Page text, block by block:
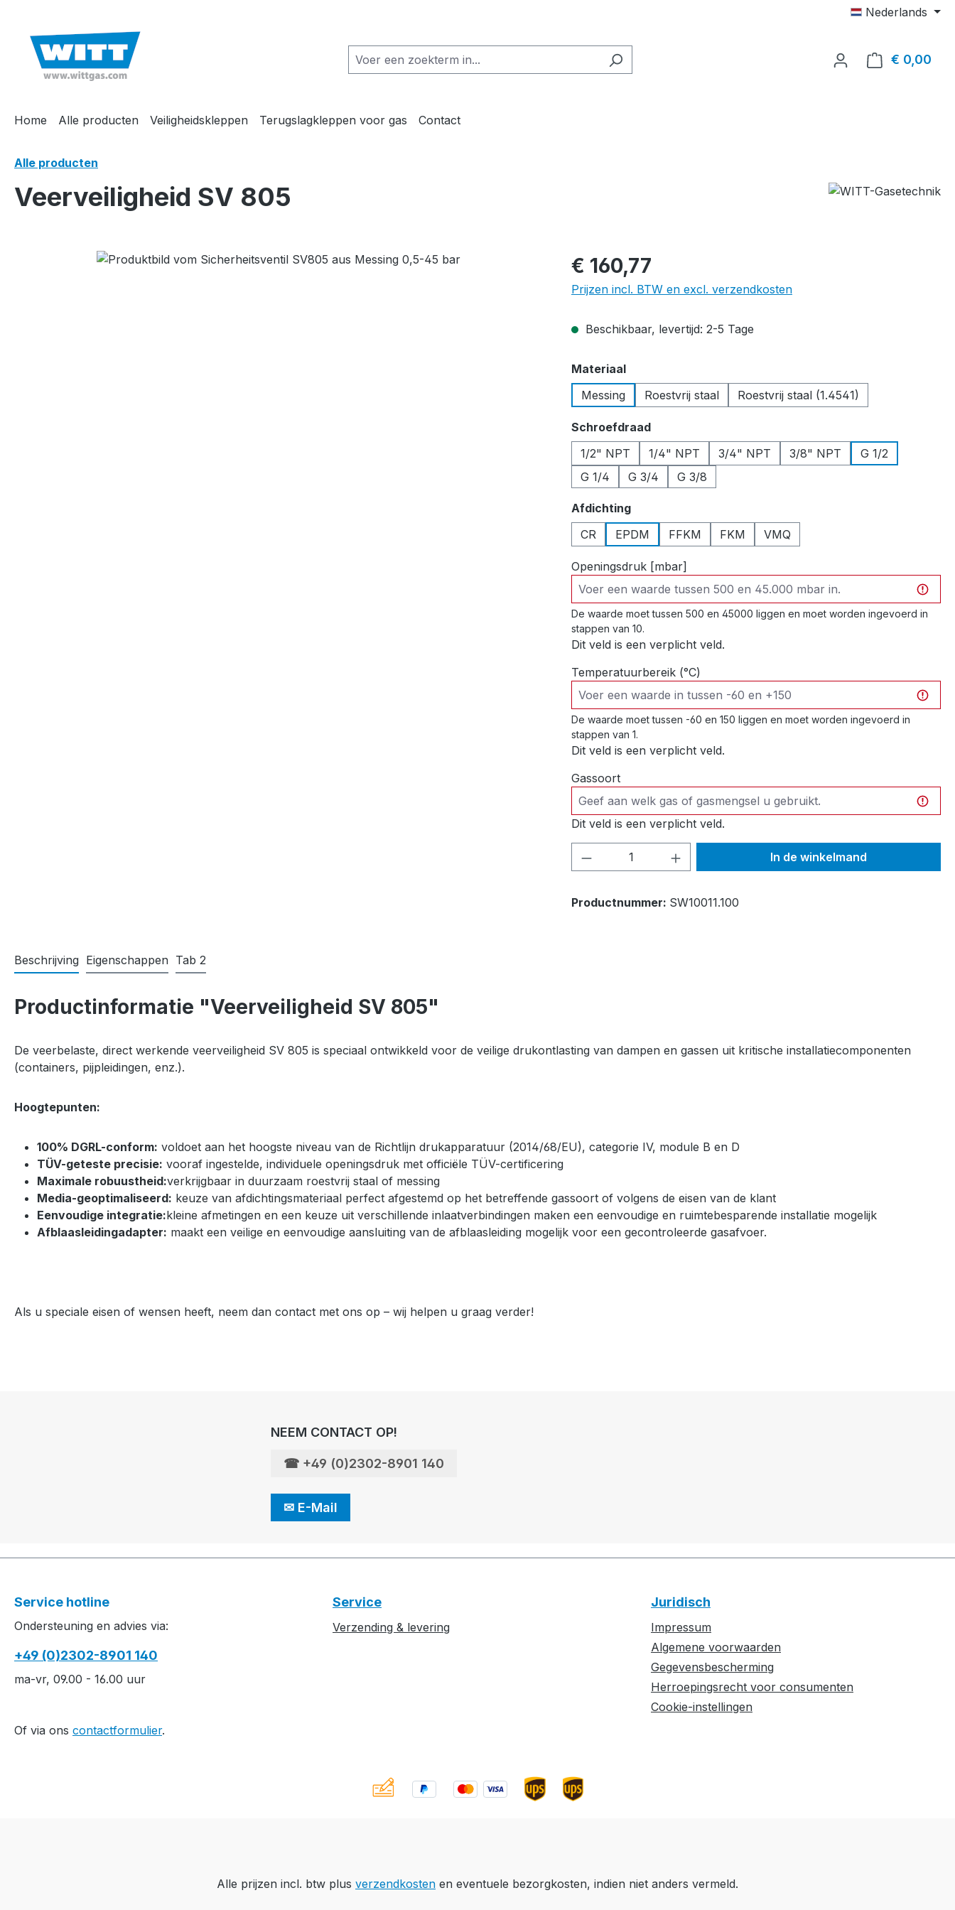
Nederlands
€ 0,00
Home Alle producten Veiligheidskleppen Terugslagkleppen voor gas Contact
Alle producten
Veerveiligheid SV 805
Afbeeldingengalerij overslaan € 160,77
Prijzen incl. BTW en excl. verzendkosten
Beschikbaar, levertijd: 2-5 Tage
Selecteer
Materiaal
Messing
Roestvrij staal Roestvrij staal (1.4541)
Selecteer
Schroefdraad
1/2" NPT
1/4" NPT 3/4" NPT 3/8" NPT
G 1/2
G 1/4
G 3/4 G 3/8
Selecteer
Afdichting
CR
EPDM FFKM FKM VMQ
Openingsdruk [mbar]
De waarde moet tussen 500 en 45000 liggen en moet worden ingevoerd in
stappen van 10.
Dit veld is een verplicht veld.
Temperatuurbereik (°C)
De waarde moet tussen -60 en 150 liggen en moet worden ingevoerd in
stappen van 1.
Dit veld is een verplicht veld.
Gassoort
Dit veld is een verplicht veld.
Producthoeveelheid: Voer de gewenste
In de winkelmand
Productnummer: SW10011.100
Beschrijving Eigenschappen Tab 2
Productinformatie "Veerveiligheid SV 805"
De veerbelaste, direct werkende veerveiligheid SV 805 is speciaal ontwikkeld voor de veilige drukontlasting van dampen en gassen uit kritische installatiecomponenten
(containers, pijpleidingen, enz.).
Hoogtepunten:
100% DGRL-conform: voldoet aan het hoogste niveau van de Richtlijn drukapparatuur (2014/68/EU), categorie IV, module B en D
TÜV-geteste precisie: vooraf ingestelde, individuele openingsdruk met officiële TÜV-certificering
Maximale robuustheid:verkrijgbaar in duurzaam roestvrij staal of messing
Media-geoptimaliseerd: keuze van afdichtingsmateriaal perfect afgestemd op het betreffende gassoort of volgens de eisen van de klant
Eenvoudige integratie:kleine afmetingen en een keuze uit verschillende inlaatverbindingen maken een eenvoudige en ruimtebesparende installatie mogelijk
Afblaasleidingadapter: maakt een veilige en eenvoudige aansluiting van de afblaasleiding mogelijk voor een gecontroleerde gasafvoer.
Als u speciale eisen of wensen heeft, neem dan contact met ons op – wij helpen u graag verder!
NEEM CONTACT OP!
☎ +49 (0)2302-8901 140
✉ E-Mail
Service hotline
Ondersteuning en advies via:
+49 (0)2302-8901 140
ma-vr, 09.00 - 16.00 uur
Of via ons contactformulier.
Service
Verzending & levering
Juridisch
Impressum
Algemene voorwaarden
Gegevensbescherming
Herroepingsrecht voor consumenten
Cookie-instellingen
Alle prijzen incl. btw plus verzendkosten en eventuele bezorgkosten, indien niet anders vermeld.